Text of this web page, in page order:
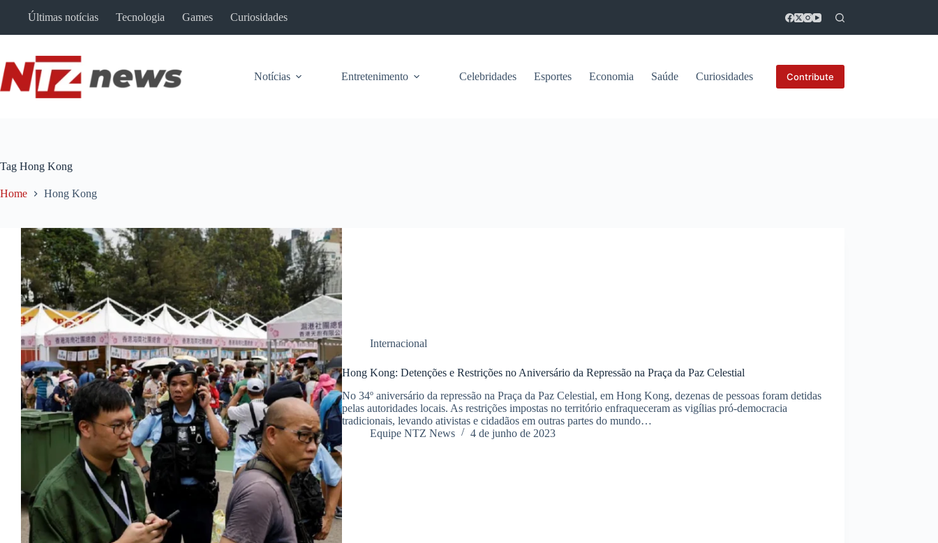
Últimas notícias Tecnologia Games Curiosidades
Notícias Entretenimento Celebridades Esportes Economia Saúde Curiosidades Contribute
Tag Hong Kong
Home Hong Kong
Internacional
Hong Kong: Detenções e Restrições no Aniversário da Repressão na Praça da Paz Celestial
No 34º aniversário da repressão na Praça da Paz Celestial, em Hong Kong, dezenas de pessoas foram detidas
pelas autoridades locais. As restrições impostas no território enfraqueceram as vigílias pró-democracia
tradicionais, levando ativistas e cidadãos em outras partes do mundo…
Equipe NTZ News
4 de junho de 2023